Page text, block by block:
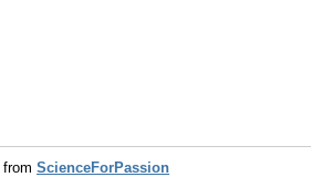
from ScienceForPassion